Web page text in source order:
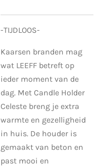
-TIJDLOOS-
Kaarsen branden mag
wat LEEFF betreft op
ieder moment van de
dag. Met Candle Holder
Celeste breng je extra
warmte en gezelligheid
in huis. De houder is
gemaakt van beton en
past mooi en